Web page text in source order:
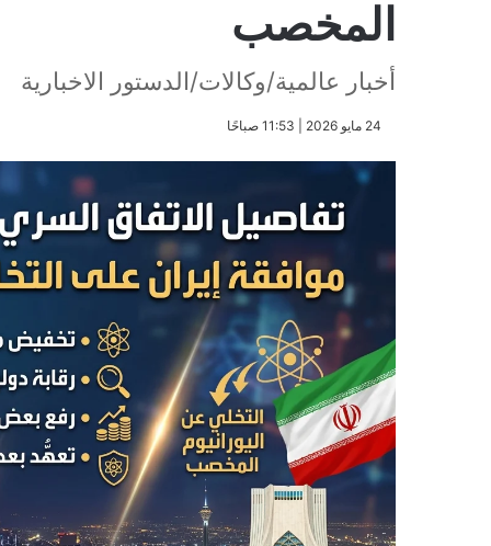
المخصب
أخبار عالمية/وكالات/الدستور الاخبارية
​24 مايو 2026 | 11:53 صباحًا